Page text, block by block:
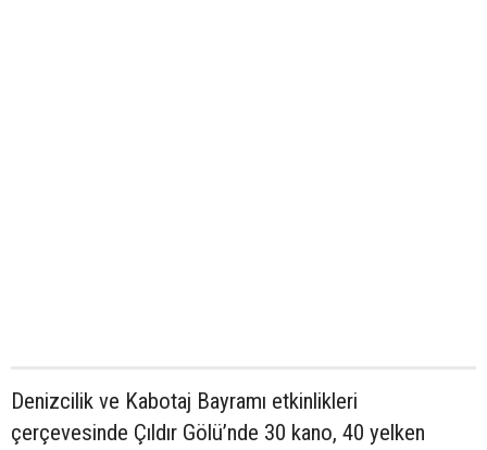
Denizcilik ve Kabotaj Bayramı etkinlikleri
çerçevesinde Çıldır Gölü’nde 30 kano, 40 yelken